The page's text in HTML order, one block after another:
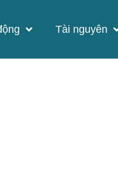
Tài nguyên